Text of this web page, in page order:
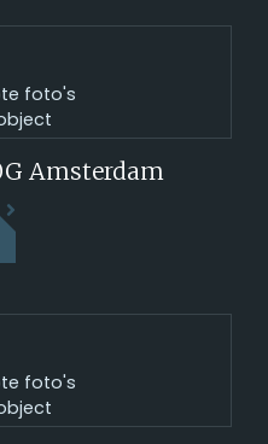
foto's
Amsterdam
foto's